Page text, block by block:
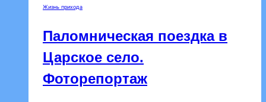
в
нашем
храме
Жизнь прихода
Паломническая поездка в
Царское село.
Фоторепортаж